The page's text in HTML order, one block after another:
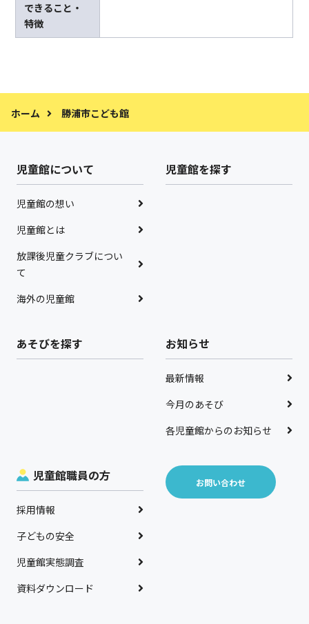
できること・
特徴
ホーム 勝浦市こども館
児童館について
児童館の想い
児童館とは
放課後児童クラブについ
て
海外の児童館
児童館を探す
あそびを探す お知らせ
最新情報
今月のあそび
各児童館からのお知らせ
児童館職員の方
採用情報
子どもの安全
児童館実態調査
資料ダウンロード
お問い合わせ